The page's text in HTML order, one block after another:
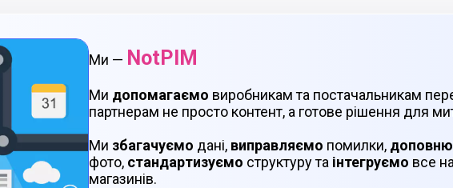
Ми — NotPIM
Ми допомагаємо виробникам та постачальникам
партнерам не просто контент, а готове рішення для
Ми збагачуємо дані, виправляємо помилки,
фото, стандартизуємо структуру та інтегруємо все
магазинів.